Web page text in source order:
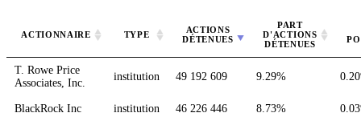
ACTIONNAIRE TYPE
ACTIONS
DÉTENUES
PART
D'ACTIONS
DÉTENUES
T. Rowe Price
Associates, Inc.
institution 49 192 609 9.29%
BlackRock Inc institution 46 226 446 8.73%